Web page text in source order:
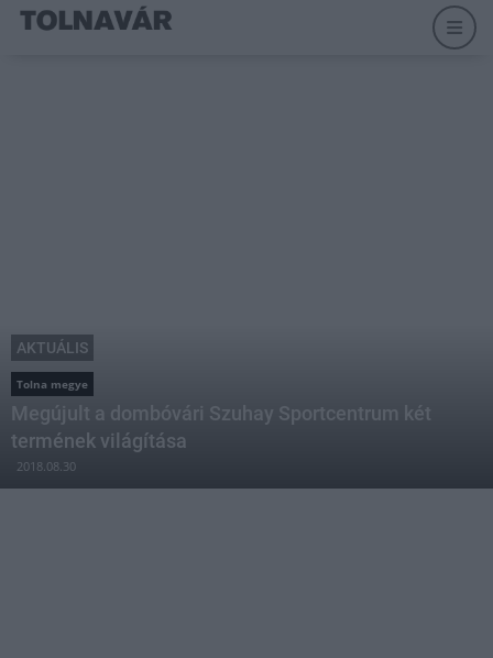
AKTUÁLIS
Tolna megye
Megújult a dombóvári Szuhay Sportcentrum két
termének világítása
2018.08.30